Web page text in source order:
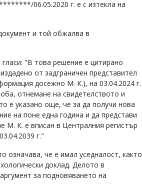
06.05.2020 г. е с изтекла на
и той обжалва в
"В това решение е цитирано
от задграничен представител
досежно М. К.), на 03.04.2024 г.
отнемане на свидетелството и
е указано още, че за да получи нова
на поне една година и да представи
М. К. е вписан в Централния регистър
г."
означава, че е имал уседналост, както
доклад. Делото в
за подновяването на